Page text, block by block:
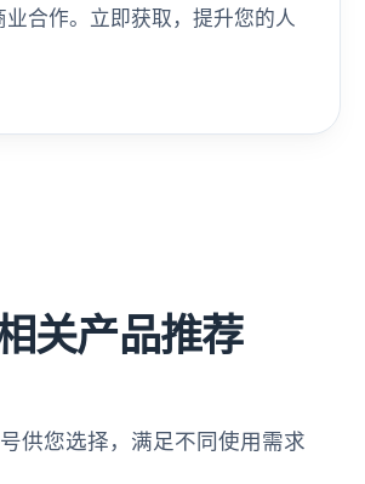
业合作。立即获取，提升您的人
关产品推荐
供您选择，满足不同使用需求